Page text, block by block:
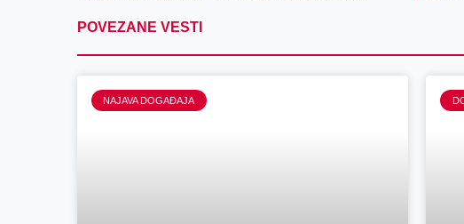
POVEZANE VESTI
NAJAVA DOGAĐAJA